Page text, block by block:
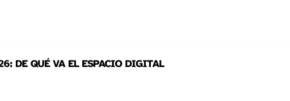
DE QUÉ VA EL ESPACIO DIGITAL